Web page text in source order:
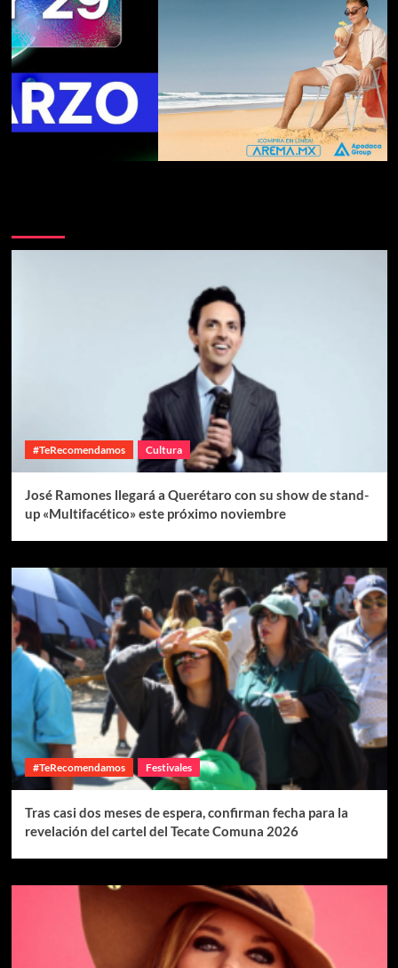
#TeRecomendamos Cultura
José Ramones llegará a Querétaro con su show de stand-
up «Multifacético» este próximo noviembre
#TeRecomendamos Festivales
Tras casi dos meses de espera, confirman fecha para la
revelación del cartel del Tecate Comuna 2026